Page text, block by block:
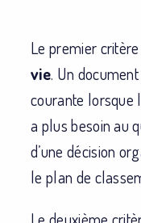
Le premier critère
vie. Un
courante lorsque
a plus besoin au
d’une décision
le plan de